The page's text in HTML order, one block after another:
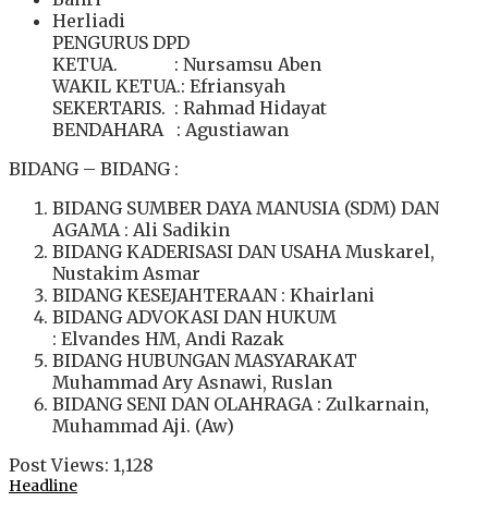
Herliadi
PENGURUS DPD
KETUA. : Nursamsu Aben
WAKIL KETUA.: Efriansyah
SEKERTARIS. : Rahmad Hidayat
BENDAHARA : Agustiawan
BIDANG – BIDANG :
BIDANG SUMBER DAYA MANUSIA (SDM) DAN
AGAMA : Ali Sadikin
BIDANG KADERISASI DAN USAHA Muskarel,
Nustakim Asmar
BIDANG KESEJAHTERAAN : Khairlani
BIDANG ADVOKASI DAN HUKUM
: Elvandes HM, Andi Razak
BIDANG HUBUNGAN MASYARAKAT
Muhammad Ary Asnawi, Ruslan
BIDANG SENI DAN OLAHRAGA : Zulkarnain,
Muhammad Aji. (Aw)
Post Views: 1,128
Headline